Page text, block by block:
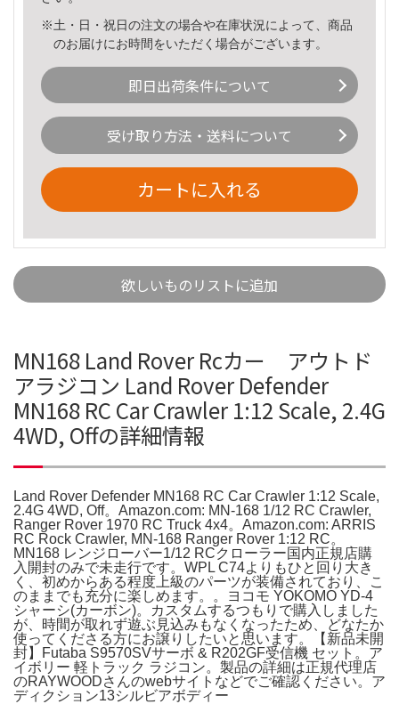
※土・日・祝日の注文の場合や在庫状況によって、商品
のお届けにお時間をいただく場合がございます。
即日出荷条件について
受け取り方法・送料について
カートに入れる
欲しいものリストに追加
MN168 Land Rover Rcカー アウトド
アラジコン Land Rover Defender
MN168 RC Car Crawler 1:12 Scale, 2.4G
4WD, Offの詳細情報
Land Rover Defender MN168 RC Car Crawler 1:12 Scale,
2.4G 4WD, Off。Amazon.com: MN-168 1/12 RC Crawler,
Ranger Rover 1970 RC Truck 4x4。Amazon.com: ARRIS
RC Rock Crawler, MN-168 Ranger Rover 1:12 RC。
MN168 レンジローバー1/12 RCクローラー国内正規店購
入開封のみで未走行です。WPL C74よりもひと回り大き
く、初めからある程度上級のパーツが装備されており、こ
のままでも充分に楽しめます。。ヨコモ YOKOMO YD-4
シャーシ(カーボン)。カスタムするつもりで購入しました
が、時間が取れず遊ぶ見込みもなくなったため、どなたか
使ってくださる方にお譲りしたいと思います。【新品未開
封】Futaba S9570SVサーボ & R202GF受信機 セット。ア
イボリー 軽トラック ラジコン。製品の詳細は正規代理店
のRAYWOODさんのwebサイトなどでご確認ください。ア
ディクション13シルビアボディー